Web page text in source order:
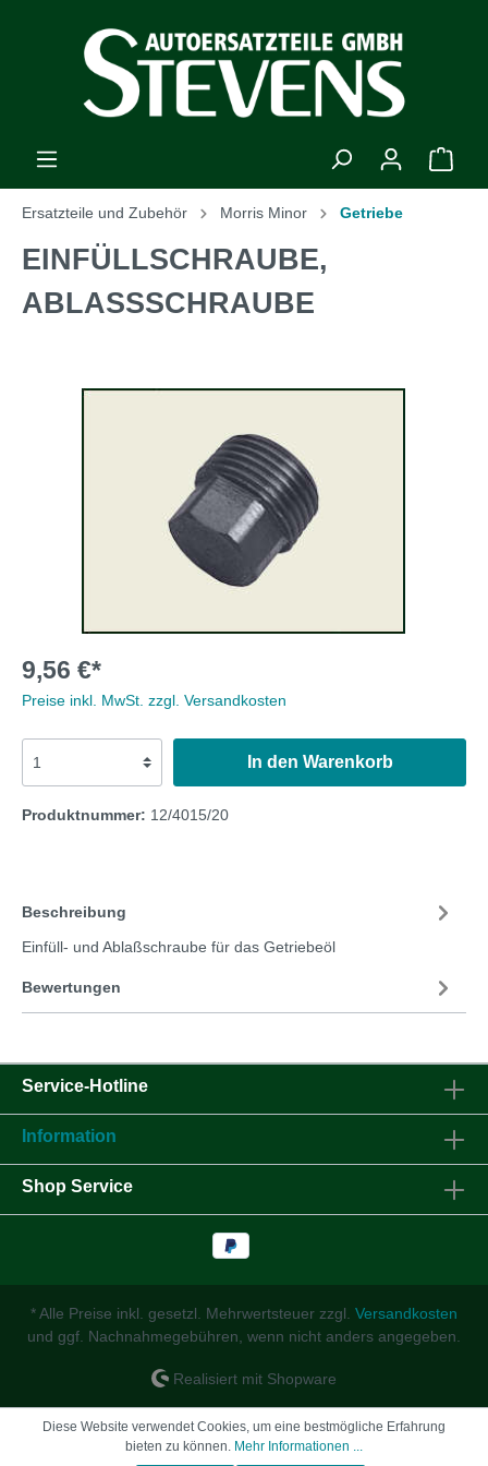
Ersatzteile und Zubehör Morris Minor Getriebe
EINFÜLLSCHRAUBE,
ABLASSSCHRAUBE
9,56 €*
Preise inkl. MwSt. zzgl. Versandkosten
In den Warenkorb
Produktnummer: 12/4015/20
Beschreibung
Einfüll- und Ablaßschraube für das Getriebeöl
Bewertungen
Service-Hotline
Information
Shop Service
* Alle Preise inkl. gesetzl. Mehrwertsteuer zzgl. Versandkosten
und ggf. Nachnahmegebühren, wenn nicht anders angegeben.
Realisiert mit Shopware
Diese Website verwendet Cookies, um eine bestmögliche Erfahrung
bieten zu können. Mehr Informationen ...